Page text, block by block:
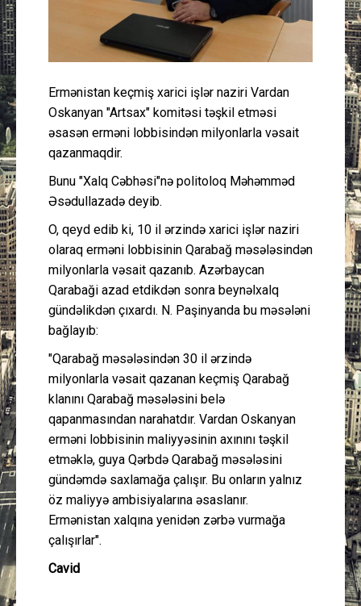
Peşə etikası
Əlaqə
Ermənistan keçmiş xarici işlər naziri Vardan
Oskanyan "Artsax" komitəsi təşkil etməsi
əsasən erməni lobbisindən milyonlarla vəsait
qazanmaqdir.
Bunu "Xalq Cəbhəsi"nə politoloq Məhəmməd
Əsədullazadə deyib.
O, qeyd edib ki, 10 il ərzində xarici işlər naziri
olaraq erməni lobbisinin Qarabağ məsələsindən
milyonlarla vəsait qazanıb. Azərbaycan
Qarabaği azad etdikdən sonra beynəlxalq
gündəlikdən çıxardı. N. Paşinyanda bu məsələni
bağlayıb:
"Qarabağ məsələsindən 30 il ərzində
milyonlarla vəsait qazanan keçmiş Qarabağ
klanını Qarabağ məsələsini belə
qapanmasından narahatdır. Vardan Oskanyan
erməni lobbisinin maliyyəsinin axınını təşkil
etməklə, guya Qərbdə Qarabağ məsələsini
gündəmdə saxlamağa çalışır. Bu onların yalnız
öz maliyyə ambisiyalarına əsaslanır.
Ermənistan xalqına yenidən zərbə vurmağa
çalışırlar".
Cavid